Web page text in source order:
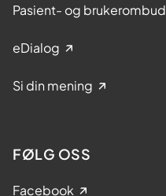
Pasient- og brukerombud
eDialog
Si din mening
FØLG OSS
Facebook